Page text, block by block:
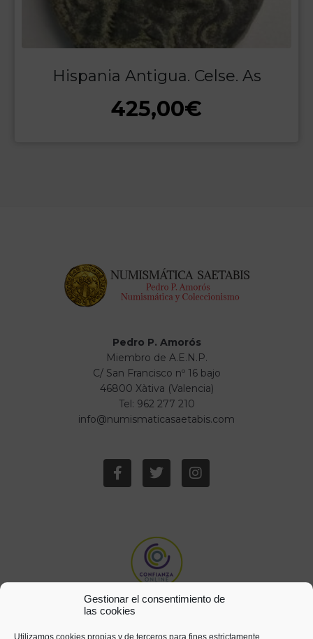
Gestionar el consentimiento de
las cookies
Utilizamos cookies propias y de terceros para fines estrictamente
Hispania Antigua. Celse. As
425,00€
Pedro P. Amorós
Miembro de A.E.N.P.
C/ San Francisco nº 16 bajo
46800 Xàtiva (Valencia)
Tel: 962 277 210
info@numismaticasaetabis.com